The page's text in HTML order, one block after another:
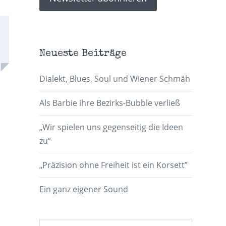
Neueste Beiträge
Dialekt, Blues, Soul und Wiener Schmäh
Als Barbie ihre Bezirks-Bubble verließ
„Wir spielen uns gegenseitig die Ideen
zu“
„Präzision ohne Freiheit ist ein Korsett”
Ein ganz eigener Sound